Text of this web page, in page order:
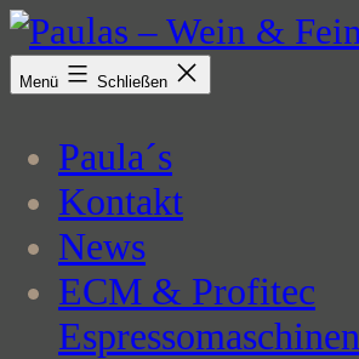
Zum
Inhalt
Paulas
Wein
&
Feines
Menü Schließen
Paula´s
Kontakt
News
ECM & Profitec
Espressomaschinen